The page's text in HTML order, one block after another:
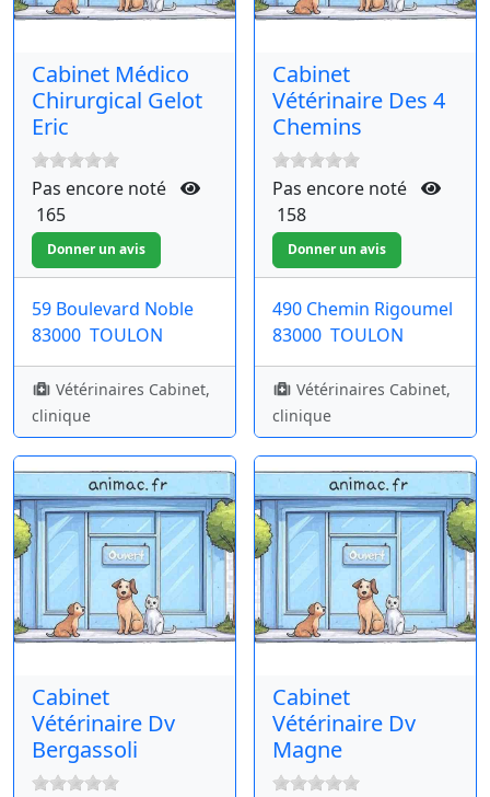
Cabinet Médico
Chirurgical Gelot
Eric
Pas encore noté
165
59 Boulevard Noble
83000 TOULON
Vétérinaires Cabinet,
clinique
Cabinet
Vétérinaire Des 4
Chemins
Pas encore noté
158
490 Chemin Rigoumel
83000 TOULON
Vétérinaires Cabinet,
clinique
Cabinet
Vétérinaire Dv
Bergassoli
Cabinet
Vétérinaire Dv
Magne